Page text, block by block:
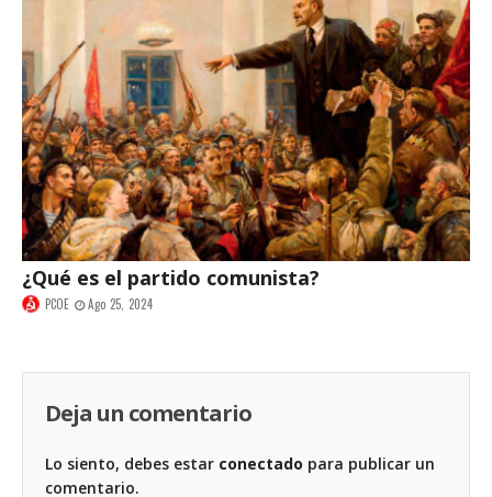
¿Qué es el partido comunista?
PCOE Ago 25, 2024
Deja un comentario
Lo siento, debes estar conectado para publicar un
comentario.